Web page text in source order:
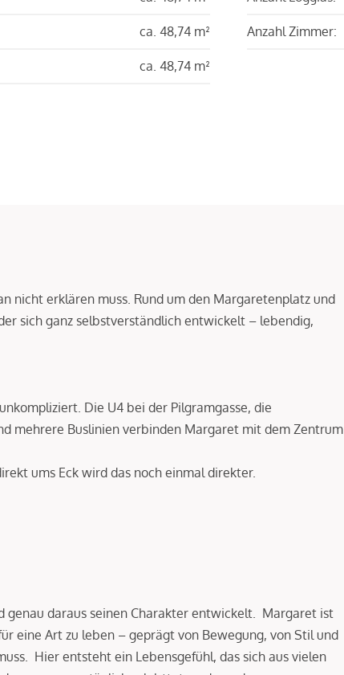
ca. 48,74 m²
ca. 48,74 m²
Anzahl Zimmer:
nicht erklären muss. Rund um den Margaretenplatz und
sich ganz selbstverständlich entwickelt – lebendig,
Die U4 bei der Pilgramgasse, die
mehrere Buslinien verbinden Margaret mit dem Zentrum
ums Eck wird das noch einmal direkter.
genau daraus seinen Charakter entwickelt. Margaret ist
eine Art zu leben – geprägt von Bewegung, von Stil und
Hier entsteht ein Lebensgefühl, das sich aus vielen